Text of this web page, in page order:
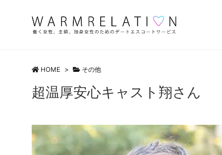
HOME > その他
超温厚安心キャスト翔さん